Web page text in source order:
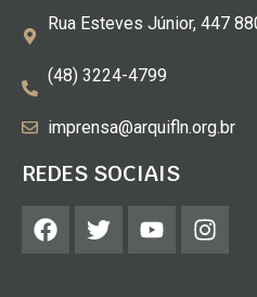
Rua Esteves Júnior, 447
(48) 3224-4799
imprensa@arquifln.org.br
REDES SOCIAIS